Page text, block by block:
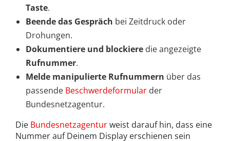
Taste.
Beende das Gespräch bei Zeitdruck oder
Drohungen.
Dokumentiere und blockiere die angezeigte
Rufnummer.
Melde manipulierte Rufnummern über das
passende Beschwerdeformular der
Bundesnetzagentur.
Die Bundesnetzagenturweist darauf hin, dass eine
Nummer auf Deinem Display erschienen sein